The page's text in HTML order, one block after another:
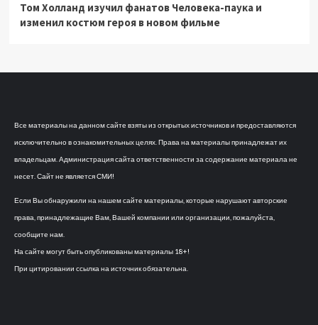
Том Холланд изучил фанатов Человека-паука и
изменил костюм героя в новом фильме
Все материалы на данном сайте взяты из открытых источников и предоставляются
исключительно в ознакомительных целях. Права на материалы принадлежат их
владельцам. Администрация сайта ответственности за содержание материала не
несет. Сайт не является СМИ!
Если Вы обнаружили на нашем сайте материалы, которые нарушают авторские
права, принадлежащие Вам, Вашей компании или организации, пожалуйста,
сообщите нам.
На сайте могут быть опубликованы материалы 18+!
При цитировании ссылка на источник обязательна.